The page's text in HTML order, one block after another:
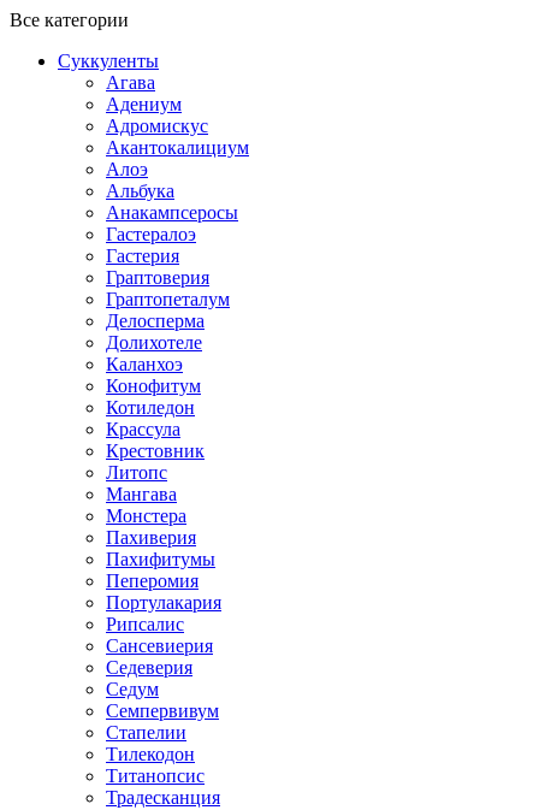
Все категории
Суккуленты
Агава
Адениум
Адромискус
Акантокалициум
Алоэ
Альбука
Анакампсеросы
Гастералоэ
Гастерия
Граптоверия
Граптопеталум
Делосперма
Долихотеле
Каланхоэ
Конофитум
Котиледон
Крассула
Крестовник
Литопс
Мангава
Монстера
Пахиверия
Пахифитумы
Пеперомия
Портулакария
Рипсалис
Сансевиерия
Седеверия
Седум
Семпервивум
Стапелии
Тилекодон
Титанопсис
Традесканция